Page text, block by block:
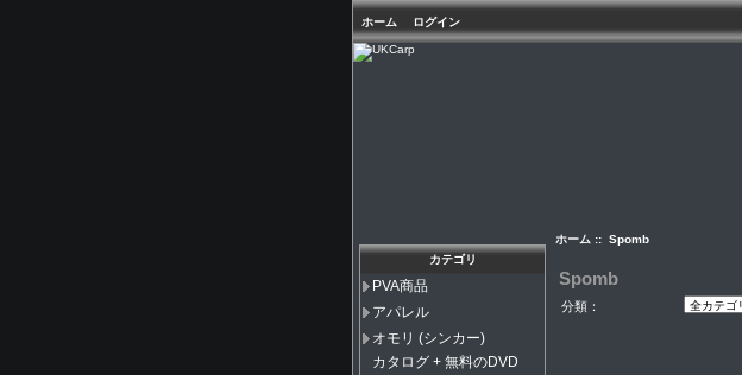
ホーム ログイン
カテゴリ
PVA商品
アパレル
オモリ (シンカー)
カタログ + 無料のDVD
ホーム :: Spomb
Spomb
分類：